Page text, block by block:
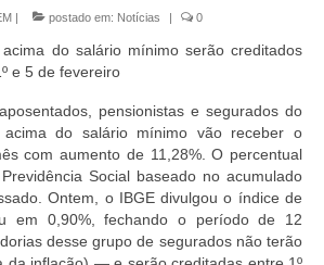
| postado em: Notícias | 0
do salário mínimo serão creditados
e 5 de fevereiro
pensionistas e segurados do
acima do salário mínimo vão receber o
com aumento de 11,28%. O percentual
Social baseado no acumulado
Ontem, o IBGE divulgou o índice de
em 0,90%, fechando o período de 12
desse grupo de segurados não terão